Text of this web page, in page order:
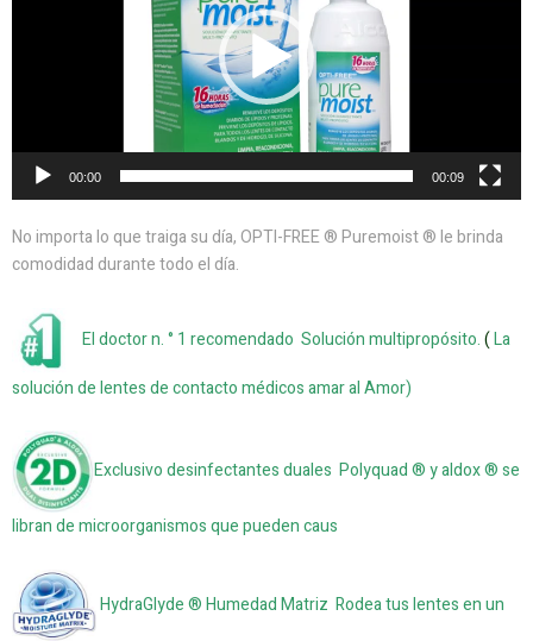
00:00 00:09
No importa lo que traiga su día, OPTI-FREE ® Puremoist ® le brinda
comodidad durante todo el día.
El doctor n. ° 1 recomendado Solución multipropósito.(La
solución de lentes de contacto médicos amar al Amor)
Exclusivo desinfectantes duales Polyquad ® y aldox ® se
libran de microorganismos que pueden caus
HydraGlyde ® Humedad Matriz Rodea tus lentes en un